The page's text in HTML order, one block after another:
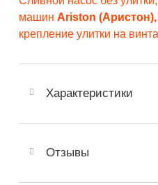
машин Ariston
крепление улитки на
Характеристики
Отзывы